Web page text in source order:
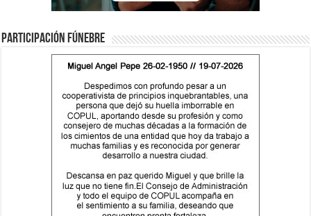
Participación fúnebre